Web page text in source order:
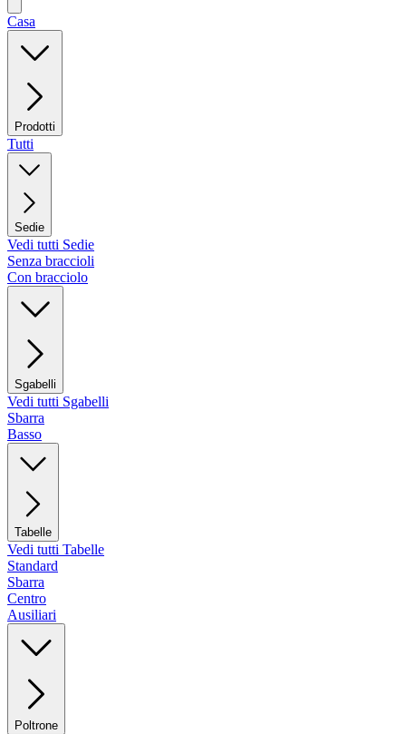
Casa
Prodotti
Tutti
Sedie
Vedi tutti Sedie
Senza braccioli
Con bracciolo
Sgabelli
Vedi tutti Sgabelli
Sbarra
Basso
Tabelle
Vedi tutti Tabelle
Standard
Sbarra
Centro
Ausiliari
Poltrone